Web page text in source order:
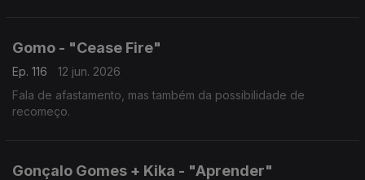
Gomo - "Cease Fire"
Ep. 116
12 jun. 2026
Fala de afastamento, mas também da possibilidade de
recomeço.
Gonçalo Gomes + Kika - "Aprender"